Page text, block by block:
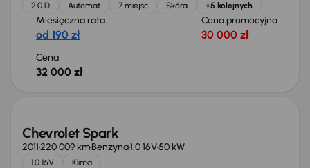
2.0 D Automat 7 miejsc Skóra +5 kolejnych
Miesięczna rata
od 190 zł
Cena promocyjna
30 000 zł
Cena
32 000 zł
Chevrolet Spark
2011220 009 kmBenzyna1.0 16V50 kW
1.0 16V Klima